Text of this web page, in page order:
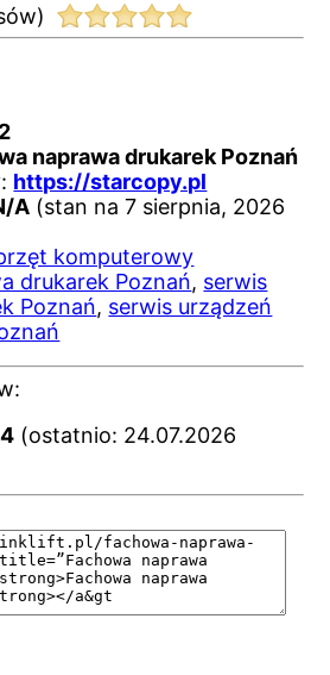
naprawa drukarek Poznań
https://starcopy.pl
A (stan na 7 sierpnia, 2026
komputerowy
drukarek Poznań, serwis
Poznań, serwis urządzeń
(ostatnio: 24.07.2026